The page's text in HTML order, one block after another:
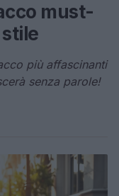
must-
più affascinanti
senza parole!